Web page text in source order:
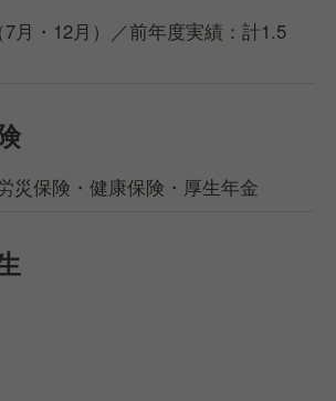
月・12月）／前年度実績：計1.5
災保険・健康保険・厚生年金